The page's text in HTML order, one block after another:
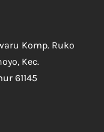
Komp. Ruko
Kec.
61145